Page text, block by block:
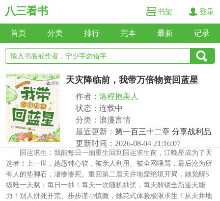
八三看书 书架 登录
首页 分类 排行 完本 最新 记录
天灾降临前，我带万倍物资回蓝星
作者： 洛程抱美人
状态：连载中
分类：浪漫言情
最近更新： 第一百三十二章 分享战利品
更新时间：2026-08-04 21:16:07
国运求生：我能每日一抽重生回到国运求生前，江晚星成为了天
选者！上一世，她愚钝心软，被亲人利用、被全网唾骂，最后沦为所
有人的垫脚石，凄惨惨死。重回第二届天井地窟绝境开局，她觉醒S
级唯一天赋：每日一抽！每天一次随机抽奖，每天解锁全新逆天能
力！别人拼死开荒、步步谨小慎微，她花式体验极限求生！从天井地